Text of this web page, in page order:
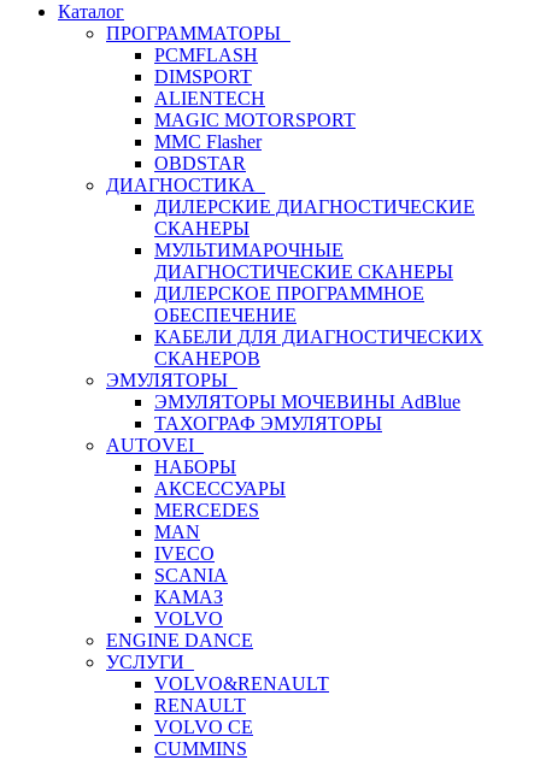
Каталог
ПРОГРАММАТОРЫ
PCMFLASH
DIMSPORT
ALIENTECH
MAGIC MOTORSPORT
MMC Flasher
OBDSTAR
ДИАГНОСТИКА
ДИЛЕРСКИЕ ДИАГНОСТИЧЕСКИЕ
СКАНЕРЫ
МУЛЬТИМАРОЧНЫЕ
ДИАГНОСТИЧЕСКИЕ СКАНЕРЫ
ДИЛЕРСКОЕ ПРОГРАММНОЕ
ОБЕСПЕЧЕНИЕ
КАБЕЛИ ДЛЯ ДИАГНОСТИЧЕСКИХ
СКАНЕРОВ
ЭМУЛЯТОРЫ
ЭМУЛЯТОРЫ МОЧЕВИНЫ АdBlue
ТАХОГРАФ ЭМУЛЯТОРЫ
AUTOVEI
НАБОРЫ
АКСЕССУАРЫ
MERCEDES
MAN
IVECO
SCANIA
КАМАЗ
VOLVO
ENGINE DANCE
УСЛУГИ
VOLVO&RENAULT
RENAULT
VOLVO CE
CUMMINS